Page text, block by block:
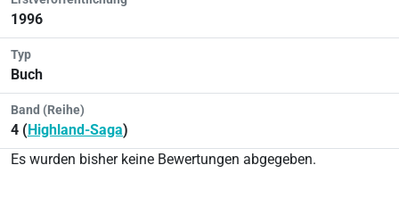
1996
Typ
Buch
Band (Reihe)
4 (Highland-Saga)
Es wurden bisher keine Bewertungen abgegeben.